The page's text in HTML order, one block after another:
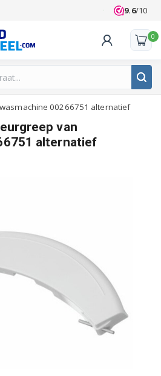
Klanten
9.6/10
0
00266751 alternatief
van
alternatief